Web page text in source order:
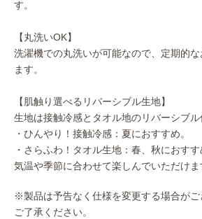
す。
【丸洗いOK】
洗濯機での丸洗いが可能なので、定期的
ます。
【肌触り選べるリバーシブル生地】
生地は接触冷感とタオル地のリバーシブル
・ひんやり！接触冷感：夏におすすめ。
・さらふわ！タオル生地：春、秋におすす
気温や季節に合わせて楽しんでいただけま
※製品は予告なく仕様を変更する場合が
ご了承ください。